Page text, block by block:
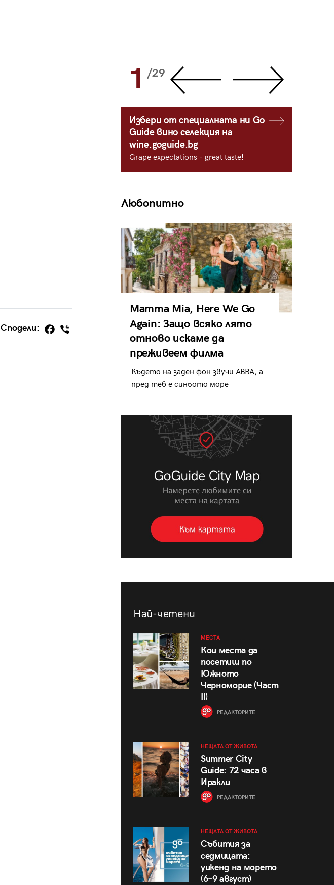
Сподели:
1 /29
Избери от специалната ни Go
Guide вино селекция на
wine.goguide.bg
Grape expectations - great taste!
Любопитно
Mamma Mia, Here We Go
Again: Защо всяко лято
отново искаме да
преживеем филма
Където на заден фон звучи ABBA, а
пред теб е синьото море
Най-четени
МЕСТА
Кои места да
посетиш по
Южното
Черноморие (Част
II)
РЕДАКТОРИТЕ
НЕЩАТА ОТ ЖИВОТА
Summer City
Guide: 72 часа в
Иракли
РЕДАКТОРИТЕ
НЕЩАТА ОТ ЖИВОТА
Събития за
седмицата:
уикенд на морето
(6–9 август)